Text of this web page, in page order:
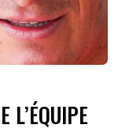
L’ÉQUIPE